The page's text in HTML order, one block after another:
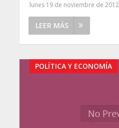
lunes 19 de noviembre de 2012
LEER MÁS
POLÍTICA Y ECONOMÍA